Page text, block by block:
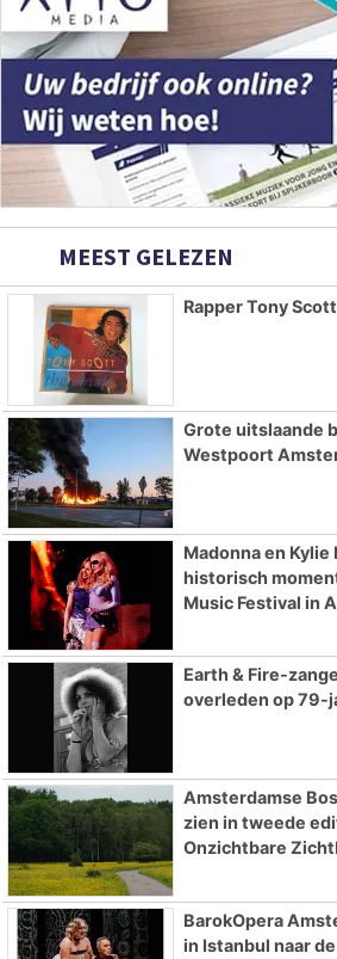
MEEST GELEZEN
Rapper Tony
Grote uitslaande
Westpoort
Madonna en
historisch
Music Festival in
Earth & Fire-
overleden op 79-
Amsterdamse
zien in tweede
Onzichtbare
BarokOpera
in Istanbul naar